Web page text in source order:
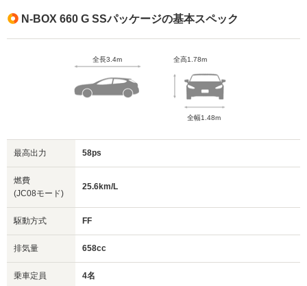
N-BOX 660 G SSパッケージの基本スペック
全長3.4m 全高1.78m
全幅1.48m
最高出力 58ps
燃費
(JC08モード)
25.6km/L
駆動方式 FF
排気量 658cc
乗車定員 4名